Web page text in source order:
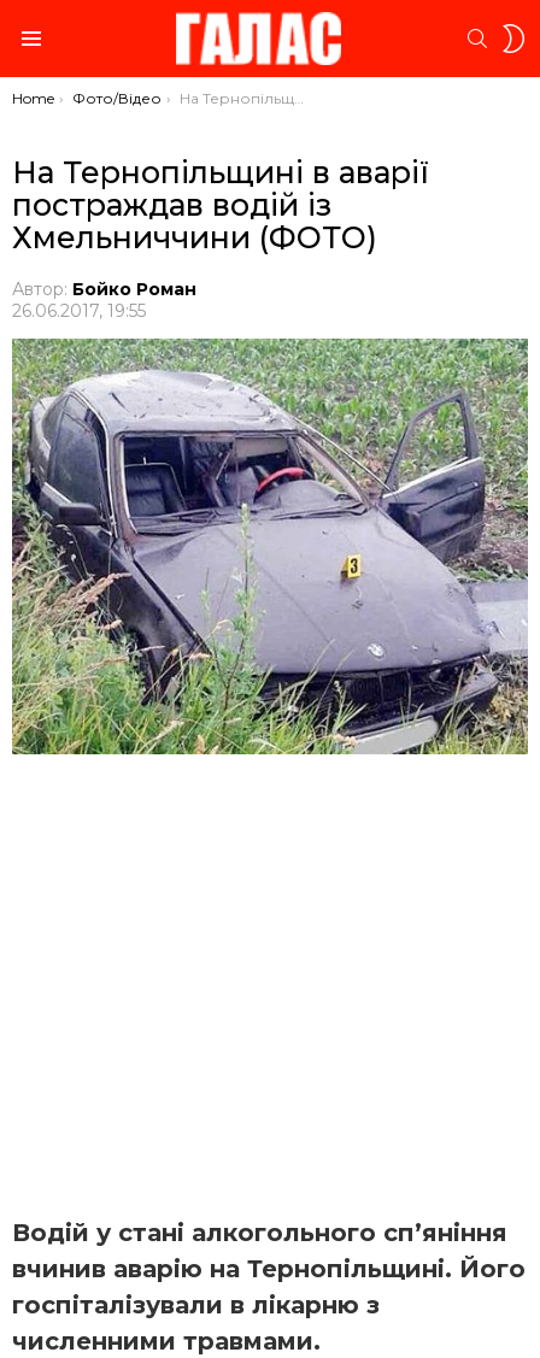
You are here:
Home Фото/Відео На Тернопільщині в аварії постраждав водій із Хмельниччини (ФОТО)
На Тернопільщині в аварії
постраждав водій із
Хмельниччини (ФОТО)
Автор: Бойко Роман
26.06.2017, 19:55
Водій у стані алкогольного сп’яніння
вчинив аварію на Тернопільщині. Його
госпіталізували в лікарню з
численними травмами.